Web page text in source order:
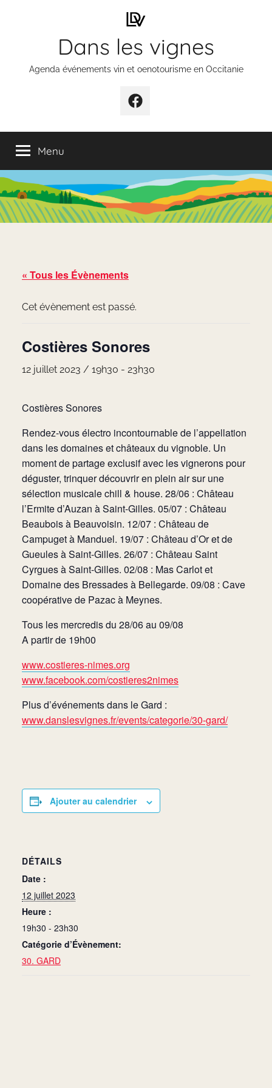
Dans les vignes
Agenda événements vin et oenotourisme en Occitanie
Élément
menu
Menu
« Tous les Évènements
Cet évènement est passé.
Costières Sonores
12 juillet 2023 / 19h30 - 23h30
Costières Sonores
Rendez-vous électro incontournable de l’appellation
dans les domaines et châteaux du vignoble. Un
moment de partage exclusif avec les vignerons pour
déguster, trinquer découvrir en plein air sur une
sélection musicale chill & house. 28/06 : Château
l’Ermite d’Auzan à Saint-Gilles. 05/07 : Château
Beaubois à Beauvoisin. 12/07 : Château de
Campuget à Manduel. 19/07 : Château d’Or et de
Gueules à Saint-Gilles. 26/07 : Château Saint
Cyrgues à Saint-Gilles. 02/08 : Mas Carlot et
Domaine des Bressades à Bellegarde. 09/08 : Cave
coopérative de Pazac à Meynes.
Tous les mercredis du 28/06 au 09/08
A partir de 19h00
www.costieres-nimes.org
www.facebook.com/costieres2nimes
Plus d’événements dans le Gard :
www.danslesvignes.fr/events/categorie/30-gard/
Ajouter au calendrier
DÉTAILS
Date :
12 juillet 2023
Heure :
19h30 - 23h30
Catégorie d’Évènement:
30. GARD